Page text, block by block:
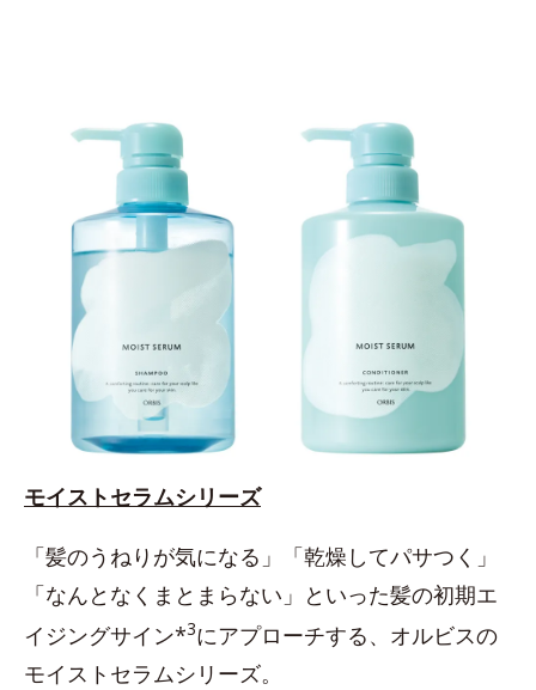
モイストセラムシリーズ
「髪のうねりが気になる」「乾燥してパサつく」
「なんとなくまとまらない」といった髪の初期エ
イジングサイン*3にアプローチする、オルビスの
モイストセラムシリーズ。